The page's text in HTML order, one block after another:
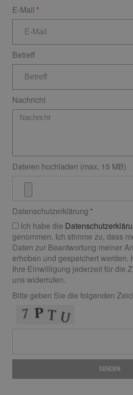
E-Mail
Betreff
Nachricht
Dateien hochladen (max. 15 MB)
Datenschutzerklärung
Ich habe die
genommen. Ich stimme zu, dass
Daten zur Beantwortung meiner
erhoben und gespeichert werden.
Ihre Einwilligung jederzeit für die
uns widerrufen.
Bitte geben Sie die folgenden
SENDEN